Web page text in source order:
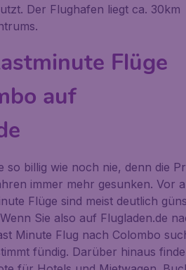
Der Flughafen liegt ca. 30km
Flüge
auf
so billig wie noch nie, denn die
immer mehr gesunken. Vor
Flüge sind meist deutlich
Sie also auf Flugladen.de
Minute Flug nach Colombo
fündig. Darüber hinaus